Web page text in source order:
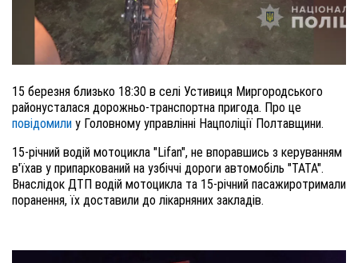
15 березня близько 18:30 в селі Устивиця Миргородського
районусталася дорожньо-транспортна пригода. Про це
повідомили у Головному управлінні Нацполіції Полтавщини.
15-річний водій мотоцикла "Lifan", не впоравшись з керуванням
в'їхав у припаркований на узбіччі дороги автомобіль "ТАТА".
Внаслідок ДТП водій мотоцикла та 15-річний пасажиротримали
поранення, їх доставили до лікарняних закладів.